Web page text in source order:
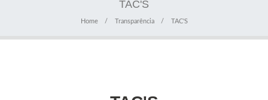
TAC'S
Home Transparência TAC'S